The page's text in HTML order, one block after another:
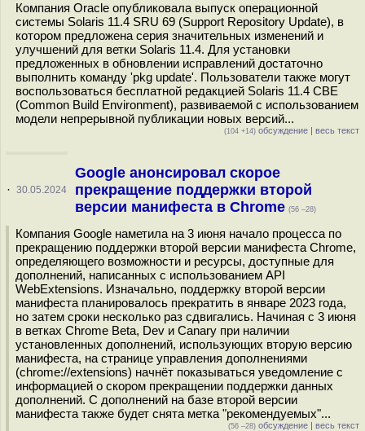
Компания Oracle опубликовала выпуск операционной
системы Solaris 11.4 SRU 69 (Support Repository Update), в
котором предложена серия значительных изменений и
улучшений для ветки Solaris 11.4. Для установки
предложенных в обновлении исправлений достаточно
выполнить команду 'pkg update'. Пользователи также могут
воспользоваться бесплатной редакцией Solaris 11.4 CBE
(Common Build Environment), развиваемой с использованием
модели непрерывной публикации новых версий...
(104 +14) обсуждение | весь текст
· 30.05.2024
Google анонсировал скорое
прекращение поддержки второй
версии манифеста в Chrome (56 –28)
Компания Google наметила на 3 июня начало процесса по
прекращению поддержки второй версии манифеста Chrome,
определяющего возможности и ресурсы, доступные для
дополнений, написанных с использованием API
WebExtensions. Изначально, поддержку второй версии
манифеста планировалось прекратить в январе 2023 года,
но затем сроки несколько раз сдвигались. Начиная с 3 июня
в ветках Chrome Beta, Dev и Canary при наличии
установленных дополнений, использующих вторую версию
манифеста, на странице управления дополнениями
(chrome://extensions) начнёт показываться уведомление с
информацией о скором прекращении поддержки данных
дополнений. С дополнений на базе второй версии
манифеста также будет снята метка "рекомендуемых"...
(56 –28) обсуждение | весь текст